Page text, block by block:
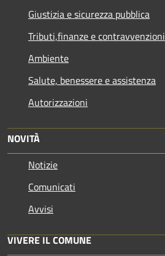
Giustizia e sicurezza pubblica
Tributi,finanze e contravvenzioni
Ambiente
Salute, benessere e assistenza
Autorizzazioni
NOVITÀ
Notizie
Comunicati
Avvisi
VIVERE IL COMUNE